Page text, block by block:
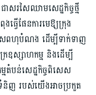
សរសៃឈាមសេដ្ឋកិច្ចថ្មី
ធ្វើផែនការមេឱ្យក្រុង
សពហុបំណង ដើម្បីទាក់ទាញ
ឧស្សាហកម្ម និងដើម្បី
បន់សេដ្ឋកិច្ចពិសេស
និញ របស់យើងអាចប្រកួត